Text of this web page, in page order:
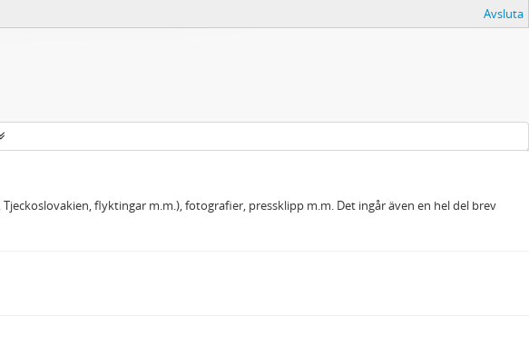
Avsluta
flyktingar m.m.), fotografier, pressklipp m.m. Det ingår även en hel del brev